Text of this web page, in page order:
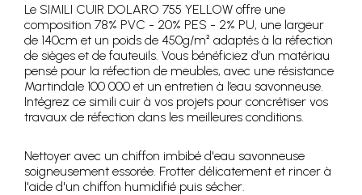
Le SIMILI CUIR DOLARO 755 YELLOW offre une
composition 78% PVC - 20% PES - 2% PU, une largeur
de 140cm et un poids de 450g/m² adaptés à la réfection
de sièges et de fauteuils. Vous bénéficiez d’un matériau
pensé pour la réfection de meubles, avec une résistance
Martindale 100 000 et un entretien à l’eau savonneuse.
Intégrez ce simili cuir à vos projets pour concrétiser vos
travaux de réfection dans les meilleures conditions.
Nettoyer avec un chiffon imbibé d'eau savonneuse
soigneusement essorée. Frotter délicatement et rincer à
l'aide d'un chiffon humidifié puis sécher.